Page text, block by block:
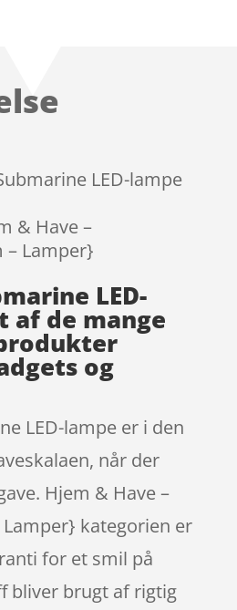
LED-lampe
& Have –
– Lamper}
LED-
af de mange
og
LED-lampe er i den
når der
Hjem & Have –
kategorien er
for et smil på
bliver brugt af rigtig